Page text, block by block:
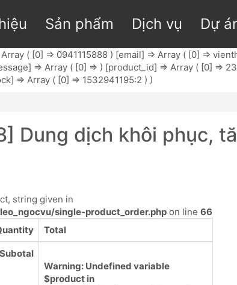
Sản phẩm Dịch vụ Dự
( [0] => 0941115888 ) [email] => Array ( [0] =>
=> Array ( [0] => ) [product_id] => Array ( [0] =>
=> Array ( [0] => 1532941195:2 ) )
Dung dịch khôi phục,
string given in
single-product_order.php on line 66
Total
Subotal
Warning: Undefined variable
$product in